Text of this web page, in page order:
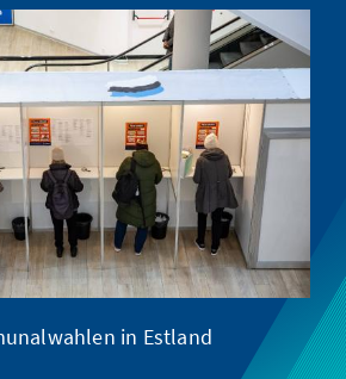
in Estland